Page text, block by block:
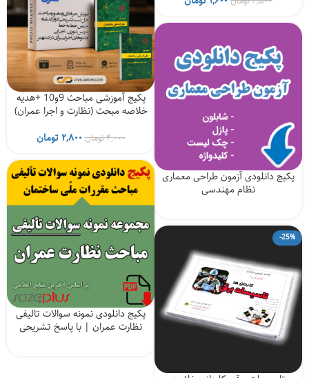
۲,۵۰۰ تومان ۱,۶۰۰ تومان
پکیج آموزشی مباحث 9و10 +هدیه
خلاصه مبحث (نظارت و اجرا عمران)
۴,۰۰۰تومانقیمت
۴,۰۰۰ تومان
بود.
۲,۸۰۰تومانقیمت
۲,۸۰۰
است. پکیج دانلودی آزمون طراحی معماری
نظام مهندسی
پکیج دانلودی نمونه سوالات تالیفی
نظارت عمران | با پاسخ تشریحی
-25%